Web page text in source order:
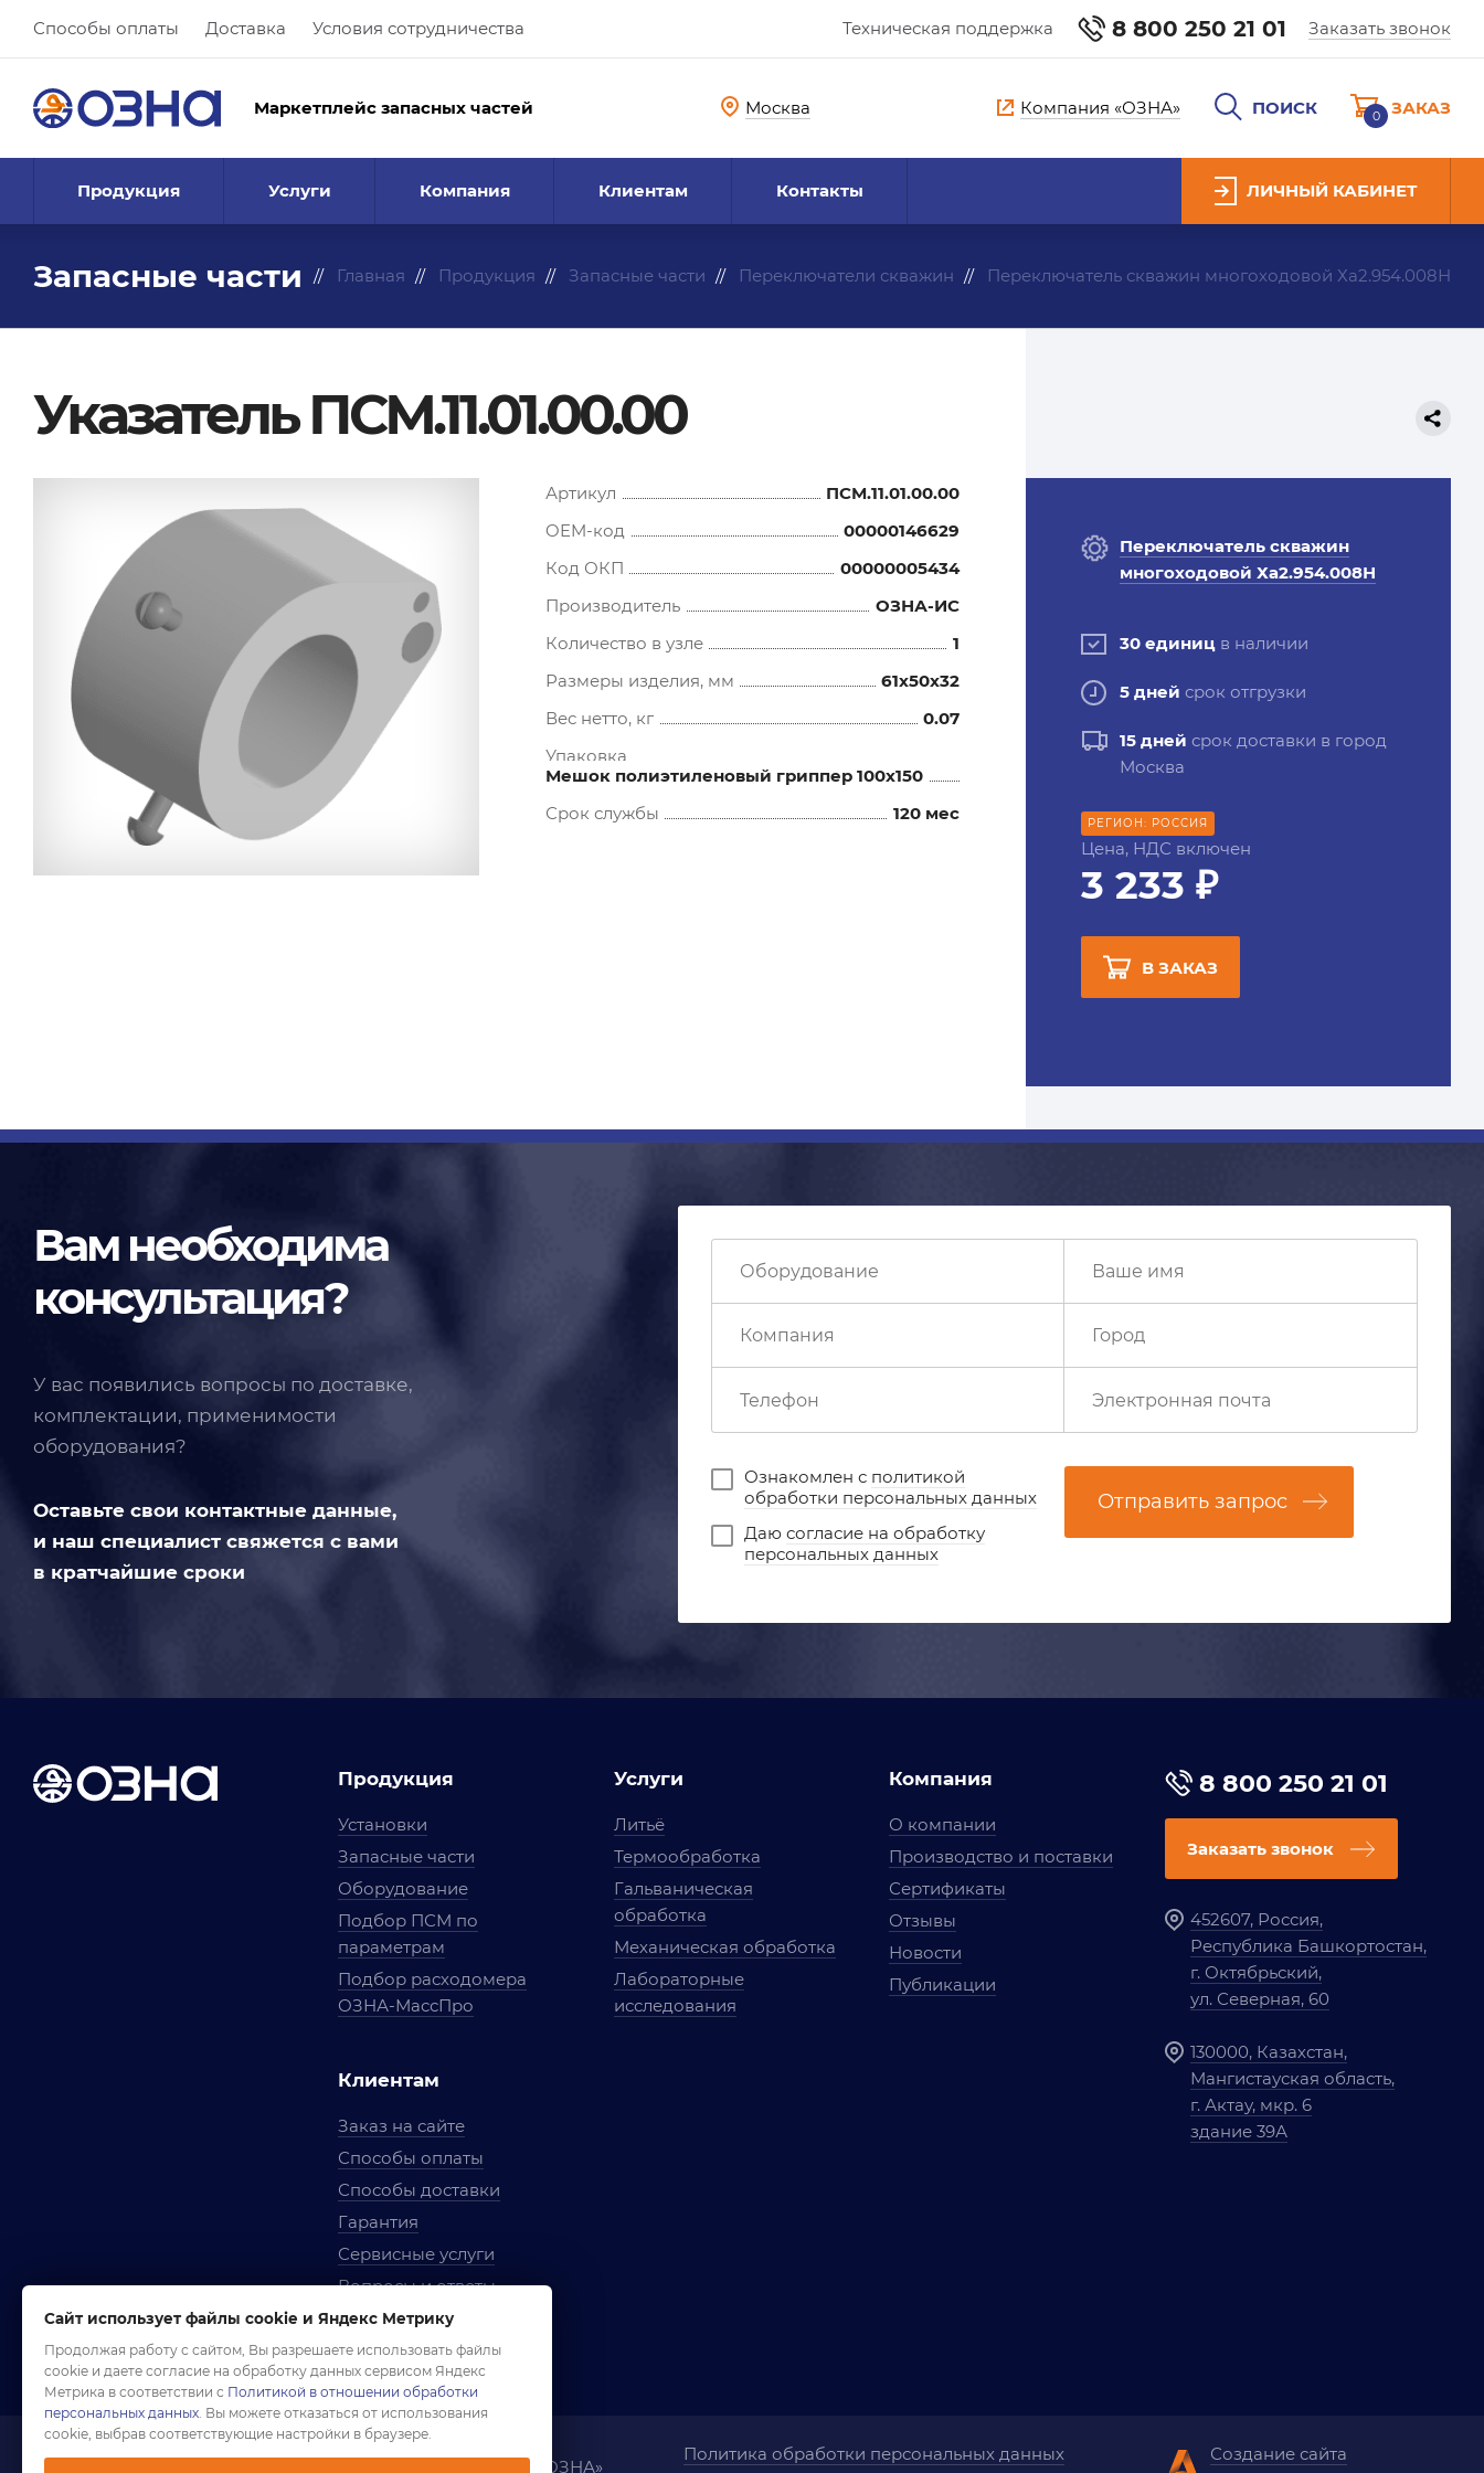
Способы оплаты Доставка Условия сотрудничества Техническая поддержка 8 800 250 21 01 Заказать звонок
Маркетплейс запасных частей Москва Компания «ОЗНА» ПОИСК 0 ЗАКАЗ
Продукция Услуги Компания Клиентам Контакты ЛИЧНЫЙ КАБИНЕТ
Запасные части Главная Продукция Запасные части Переключатели скважин Переключатель скважин многоходовой Ха2.954.008Н
Указатель ПСМ.11.01.00.00
Артикул
ПСМ.11.01.00.00
OEM-код
00000146629
Код ОКП
00000005434
Производитель
ОЗНА-ИС
Количество в узле
1
Размеры изделия, мм
61x50x32
Вес нетто, кг
0.07
Упаковка
Мешок полиэтиленовый гриппер 100х150
Срок службы
120 мес
Переключатель скважин
многоходовой Ха2.954.008Н
30 единиц в наличии
5 дней срок отгрузки
15 дней срок доставки в город
Москва
РЕГИОН: РОССИЯ
Цена, НДС включен
3 233 ₽
В ЗАКАЗ
Вам необходима
консультация?
У вас появились вопросы по доставке,
комплектации, применимости
оборудования?
Оставьте свои контактные данные,
и наш специалист свяжется с вами
в кратчайшие сроки
Ознакомлен с политикой
обработки персональных данных
Даю согласие на обработку
персональных данных
Отправить запрос
Продукция
Установки
Запасные части
Оборудование
Подбор ПСМ по
параметрам
Подбор расходомера
ОЗНА-МассПро
Клиентам
Заказ на сайте
Способы оплаты
Способы доставки
Гарантия
Сервисные услуги
Вопросы и ответы
Условия сотрудничества
Правила использования
Услуги
Литьё
Термообработка
Гальваническая
обработка
Механическая обработка
Лабораторные
исследования
Компания
О компании
Производство и поставки
Сертификаты
Отзывы
Новости
Публикации
8 800 250 21 01
Заказать звонок
452607, Россия,
Республика Башкортостан,
г. Октябрьский,
ул. Северная, 60
130000, Казахстан,
Мангистауская область,
г. Актау, мкр. 6
здание 39А
Компания «ОЗНА»
Политика обработки персональных данных
Создание сайта
Сайт использует файлы cookie и Яндекс Метрику
Продолжая работу с сайтом, Вы разрешаете использовать файлы
cookie и даете согласие на обработку данных сервисом Яндекс
Метрика в соответствии с Политикой в отношении обработки
персональных данных. Вы можете отказаться от использования
cookie, выбрав соответствующие настройки в браузере.